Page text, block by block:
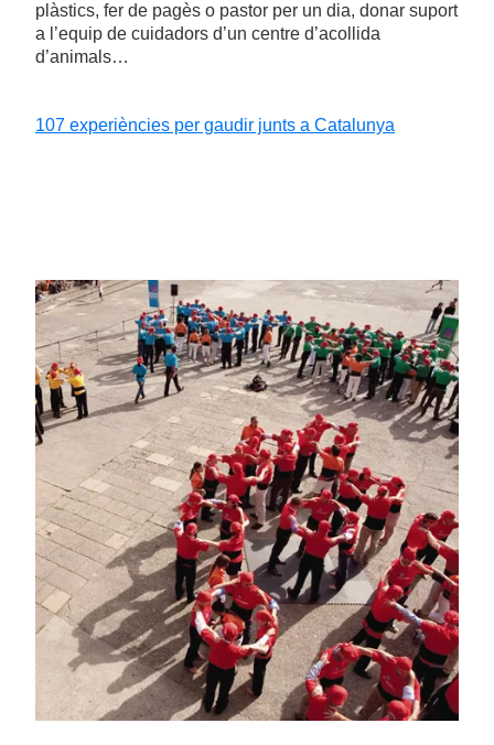
plàstics, fer de pagès o pastor per un dia, donar suport
a l’equip de cuidadors d’un centre d’acollida
d’animals…
107 experiències per gaudir junts a Catalunya